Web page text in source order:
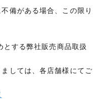
備がある場合、この限り
する弊社販売商品取扱
しては、各店舗様にてご